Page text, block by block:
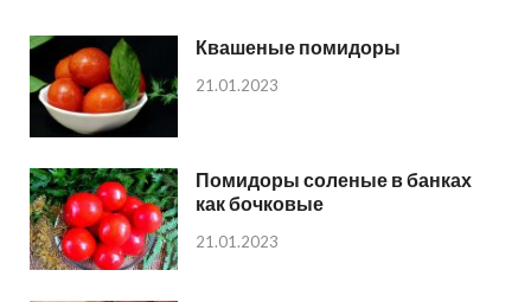
Квашеные помидоры
21.01.2023
Помидоры соленые в банках
как бочковые
21.01.2023